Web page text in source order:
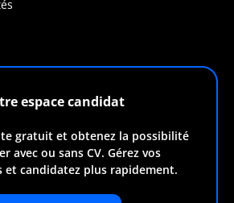
espace candidat
gratuit et obtenez la possibilité
avec ou sans CV. Gérez vos
et candidatez plus rapidement.